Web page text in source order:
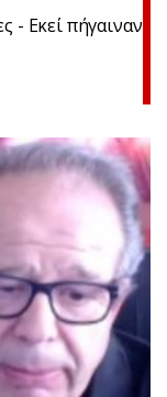
- Εκεί πήγαιναν